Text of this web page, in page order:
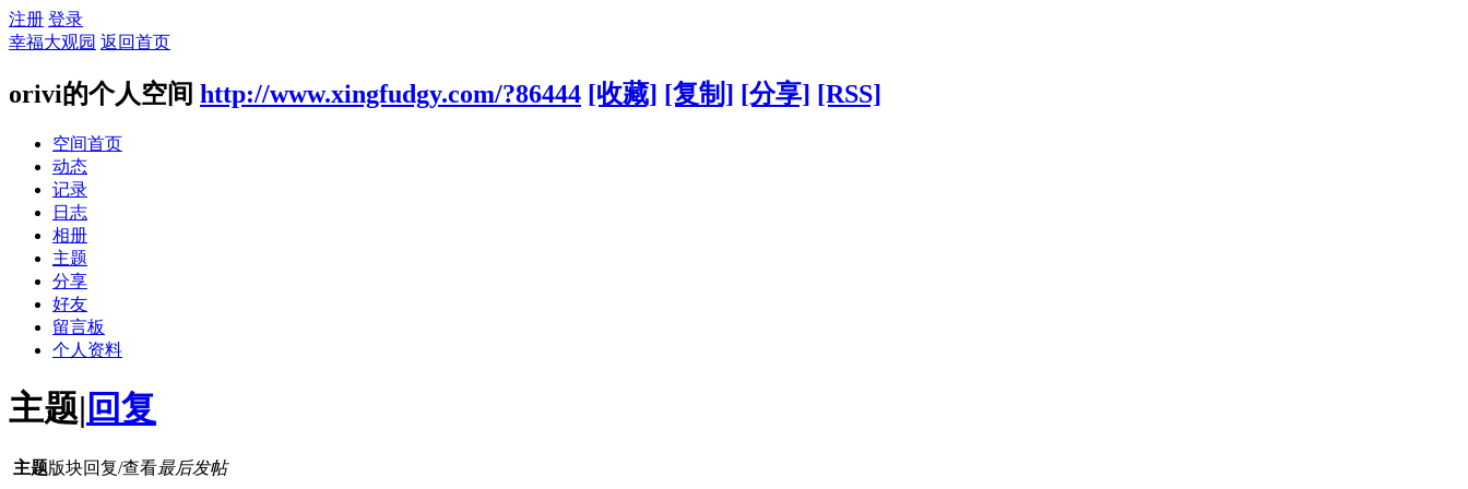
注册 登录
幸福大观园 返回首页
orivi的个人空间 http://www.xingfudgy.com/?86444 [收藏] [复制] [分享] [RSS]
空间首页
动态
记录
日志
相册
主题
分享
好友
留言板
个人资料
主题| 回复
主题版块回复/查看最后发帖